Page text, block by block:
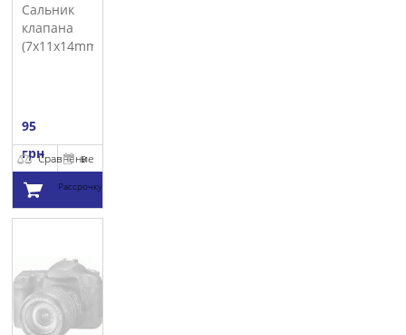
Сальник
клапана
(7x11x14mm)
95
грнСравнение
В
Рассрочку
корзину